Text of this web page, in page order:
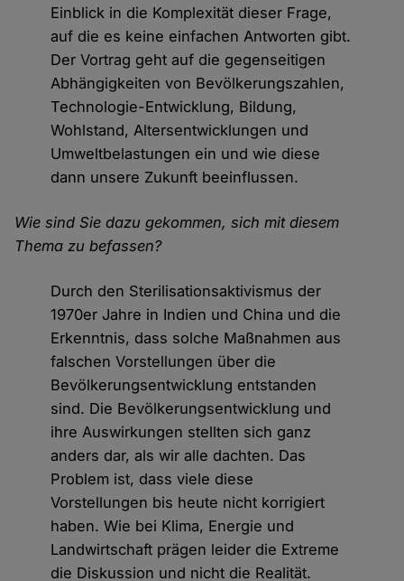
Einblick in die Komplexität dieser Frage,
auf die es keine einfachen Antworten gibt.
Der Vortrag geht auf die gegenseitigen
Abhängigkeiten von Bevölkerungszahlen,
Technologie-Entwicklung, Bildung,
Wohlstand, Altersentwicklungen und
Umweltbelastungen ein und wie diese
dann unsere Zukunft beeinflussen.
Wie sind Sie dazu gekommen, sich mit diesem
Thema zu befassen?
Durch den Sterilisationsaktivismus der
1970er Jahre in Indien und China und die
Erkenntnis, dass solche Maßnahmen aus
falschen Vorstellungen über die
Bevölkerungsentwicklung entstanden
sind. Die Bevölkerungsentwicklung und
ihre Auswirkungen stellten sich ganz
anders dar, als wir alle dachten. Das
Problem ist, dass viele diese
Vorstellungen bis heute nicht korrigiert
haben. Wie bei Klima, Energie und
Landwirtschaft prägen leider die Extreme
die Diskussion und nicht die Realität.